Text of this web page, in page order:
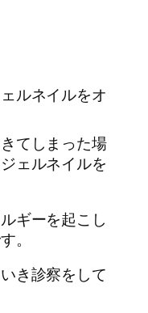
ルネイルをオ
てしまった場
ェルネイルを
ギーを起こし
。
き診察をして